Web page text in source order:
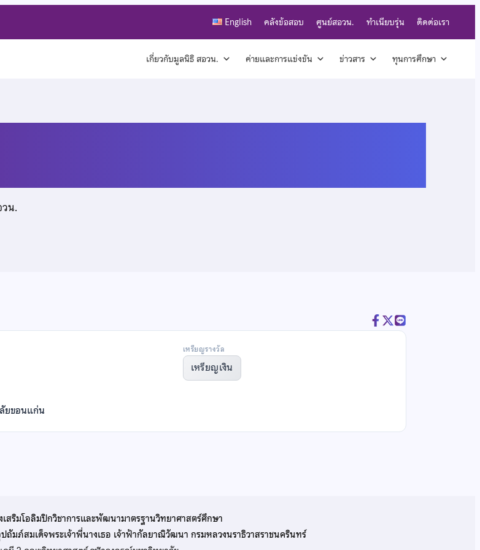
English คลังข้อสอบ ศูนย์สอวน. ทำเนียบรุ่น ติดต่อเรา
เกี่ยวกับมูลนิธิ สอวน. ค่ายและการแข่งขัน ข่าวสาร ทุนการศึกษา
น.
เหรียญรางวัล
เหรียญเงิน
ยขอนแก่น
สริมโอลิมปิกวิชาการและพัฒนามาตรฐานวิทยาศาสตร์ศึกษา
ถัมภ์สมเด็จพระเจ้าพี่นางเธอ เจ้าฟ้ากัลยาณิวัฒนา กรมหลวงนราธิวาสราชนครินทร์